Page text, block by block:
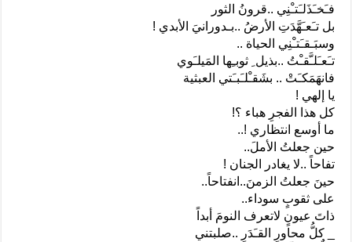
فـَخـَذَلـَتـْنِي ..قرونُ الثور
بل تـَعـَهَّدَتِ الأرضُ ..بـدورانيَ الأبدي !
وسبَـقـَتـْنِي الحياة ..
تـَعـَلـَّقـْتُ ..بذيل ِ ثوبـِها المَيلـَوي
فانهَمَكـَتْ .. بشَقـْلـَبـَتي العبثية
يا إلهي !
كل هذا الفجرِ هباء ؟!
ما أوسع انتظاري !..
حين جعلتُ الأملَ..
تفاحاً ..لا يغادر الجنان !
حينَ جعلتُ الزمنَ..انفتاحاً..
على ثقوبٍ سوداء..
ذاتَ عيونٍ لاتعرف النومَ أبداً
_ كلُّ محاورِ القـَدَرِ ..صلبتني